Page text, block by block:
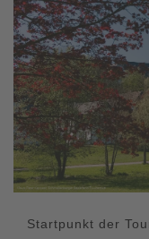
Startpunkt der